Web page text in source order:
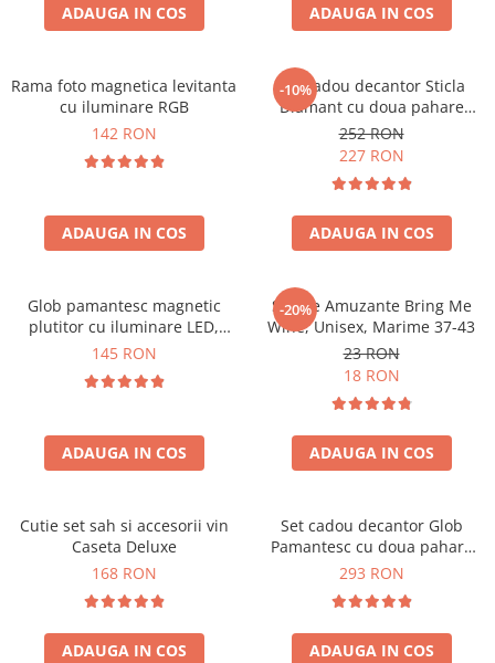
Cadouri Fete
Cadouri Haioase
Cadouri de Casa Noua
Cadouri Majorat
Cadouri pentru Bunici
Cadouri pentru Prieteni
Cel ce are tot
Cadouri Nunta si Cununie civila
Cani si Termosuri
Produse pentru Calatorie
Seturi de caligrafie
Cadouri Sfantul Alexandru
Cadouri Constantin si Elena
Cadouri Sfanta Maria
Cadouri Sfintii Mihail si Gavriil
ADAUGA IN COS ADAUGA IN COS
Rama foto magnetica levitanta
cu iluminare RGB
142 RON
ADAUGA IN COS
-10%
Set cadou decantor Sticla
Diamant cu doua pahare
Deluxe
252 RON
227 RON
ADAUGA IN COS
Glob pamantesc magnetic
plutitor cu iluminare LED,
Forma C
145 RON
ADAUGA IN COS
-20%
Sosete Amuzante Bring Me
Wine, Unisex, Marime 37-43
23 RON
18 RON
ADAUGA IN COS
Cutie set sah si accesorii vin
Caseta Deluxe
168 RON
ADAUGA IN COS
Set cadou decantor Glob
Pamantesc cu doua pahare
Deluxe
293 RON
ADAUGA IN COS